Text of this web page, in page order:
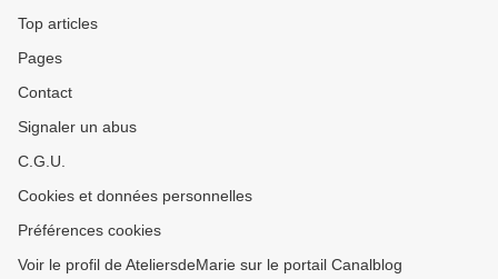
Top articles
Pages
Contact
Signaler un abus
C.G.U.
Cookies et données personnelles
Préférences cookies
Voir le profil de AteliersdeMarie sur le portail Canalblog